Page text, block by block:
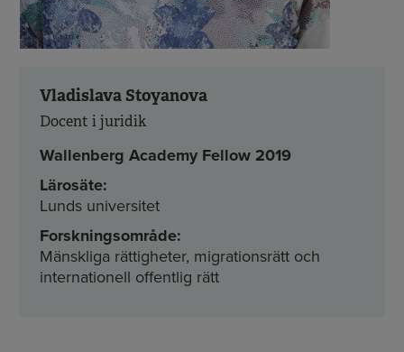
Vladislava Stoyanova
Docent i juridik
Wallenberg Academy Fellow 2019
Lärosäte:
Lunds universitet
Forskningsområde:
Mänskliga rättigheter, migrationsrätt och
internationell offentlig rätt